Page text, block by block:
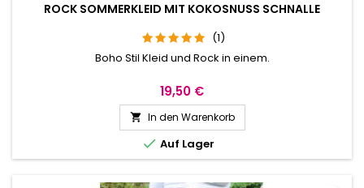
ROCK SOMMERKLEID MIT KOKOSNUSS SCHNALLE
(1)
Boho Stil Kleid und Rock in einem.
19,50 €
 In den Warenkorb
 Auf Lager